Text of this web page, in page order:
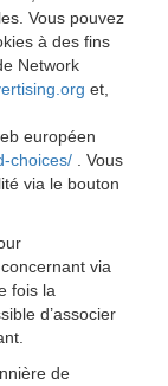
Vous pouvez
à des fins
Network
et,
européen
choices/
. Vous
via le bouton
via
fois la
d’associer
de